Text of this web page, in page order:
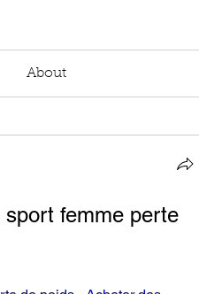
About
femme perte